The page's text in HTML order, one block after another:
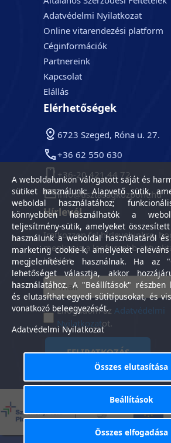
Adatvédelmi Nyilatkozat
Online vitarendezési platform
Céginformációk
Partnereink
Kapcsolat
Elállás
Elérhetőségek
6723 Szeged, Róna u. 27.
+36 62 550 630
+36-20 421 44 72
info@tisztasagkozpont.hu
Hírlevél
Iratkozzon fel hírlevelünkre,
megkapja a legfrissebb
híreket.
Elfogadom azAdatvédelmi
Nyilatkozatot.
FELIRATKOZÁS
Tisztaság Központ Kft. © 2025.
Általános Szerződési
Feltételek
-
A weboldalunkon válogatott saját és
sütiket használunk: Alapvető sütik,
weboldal használatához;
könnyebben használhatók a
teljesítmény-sütik, amelyeket
használunk a weboldal használatáról
marketing cookie-k, amelyeket
megjelenítésére használnak. Ha az
lehetőséget választja, akkor
használatához. A "Beállítások"
és elutasíthat egyedi sütitípusokat, és
vonatkozó beleegyezését.
Adatvédelmi Nyilatkozat
Összes elutasítása
Beállítások
Összes elfogadása